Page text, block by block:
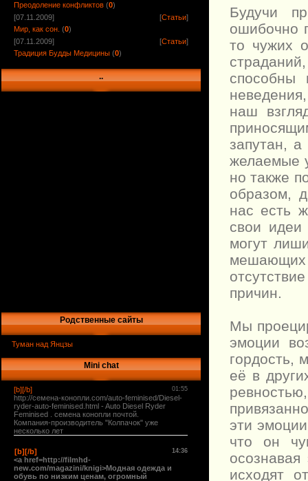
Преодоление конфликтов (0)
[07.11.2009]
[Статьи]
Мир, как сон. (0)
[07.11.2009]
[Статьи]
Традиция Будды Медицины (0)
..
Родственные сайты
Туман над Янцзы
Mini chat
Будучи
ошибочно
то чужих
способны
наш
запутан, а
желаемые
но также
образом,
нас есть
свои
могут
мешающих
причин.
Мы
эмоции
гордость,
её в
эти
что он
исходят